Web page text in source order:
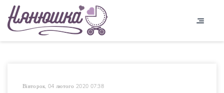
Вівторок, 04 лютого 2020 07:38